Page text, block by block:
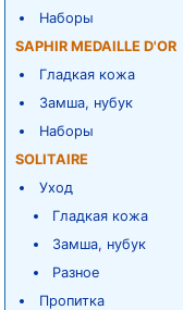
Наборы
SAPHIR MEDAILLE D'OR
Гладкая кожа
Замша, нубук
Наборы
SOLITAIRE
Уход
Гладкая кожа
Замша, нубук
Разное
Пропитка